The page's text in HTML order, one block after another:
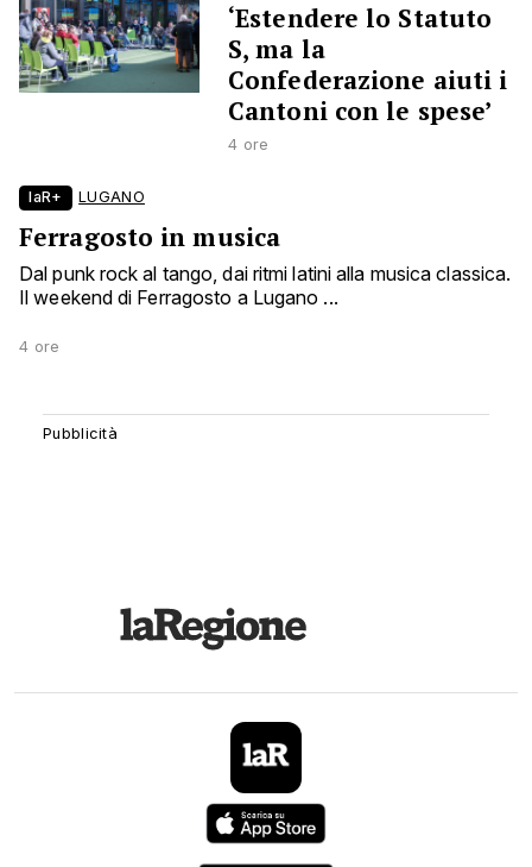
‘Estendere lo Statuto
S, ma la
Confederazione aiuti i
Cantoni con le spese’
4 ore
laR+ LUGANO
Ferragosto in musica
Dal punk rock al tango, dai ritmi latini alla musica classica.
Il weekend di Ferragosto a Lugano ...
4 ore